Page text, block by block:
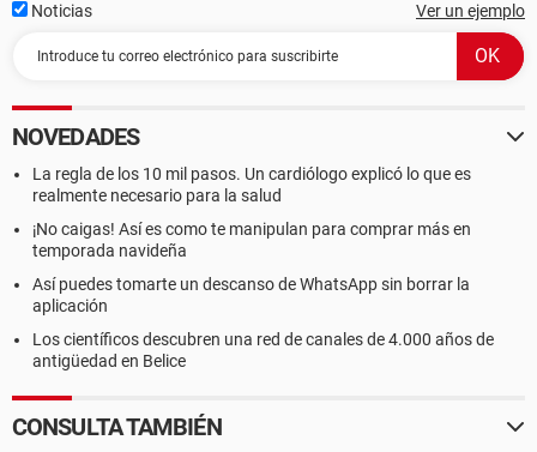
Noticias Ver un ejemplo
NOVEDADES
La regla de los 10 mil pasos. Un cardiólogo explicó lo que es
realmente necesario para la salud
¡No caigas! Así es como te manipulan para comprar más en
temporada navideña
Así puedes tomarte un descanso de WhatsApp sin borrar la
aplicación
Los científicos descubren una red de canales de 4.000 años de
antigüedad en Belice
CONSULTA TAMBIÉN